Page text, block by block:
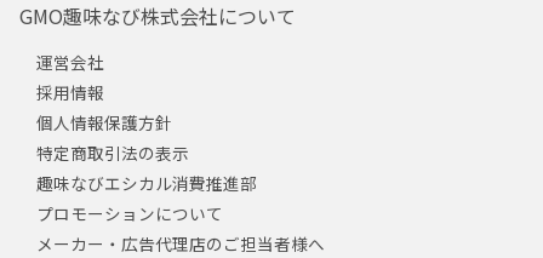
GMO趣味なび株式会社について
運営会社
採用情報
個人情報保護方針
特定商取引法の表示
趣味なびエシカル消費推進部
プロモーションについて
メーカー・広告代理店のご担当者様へ